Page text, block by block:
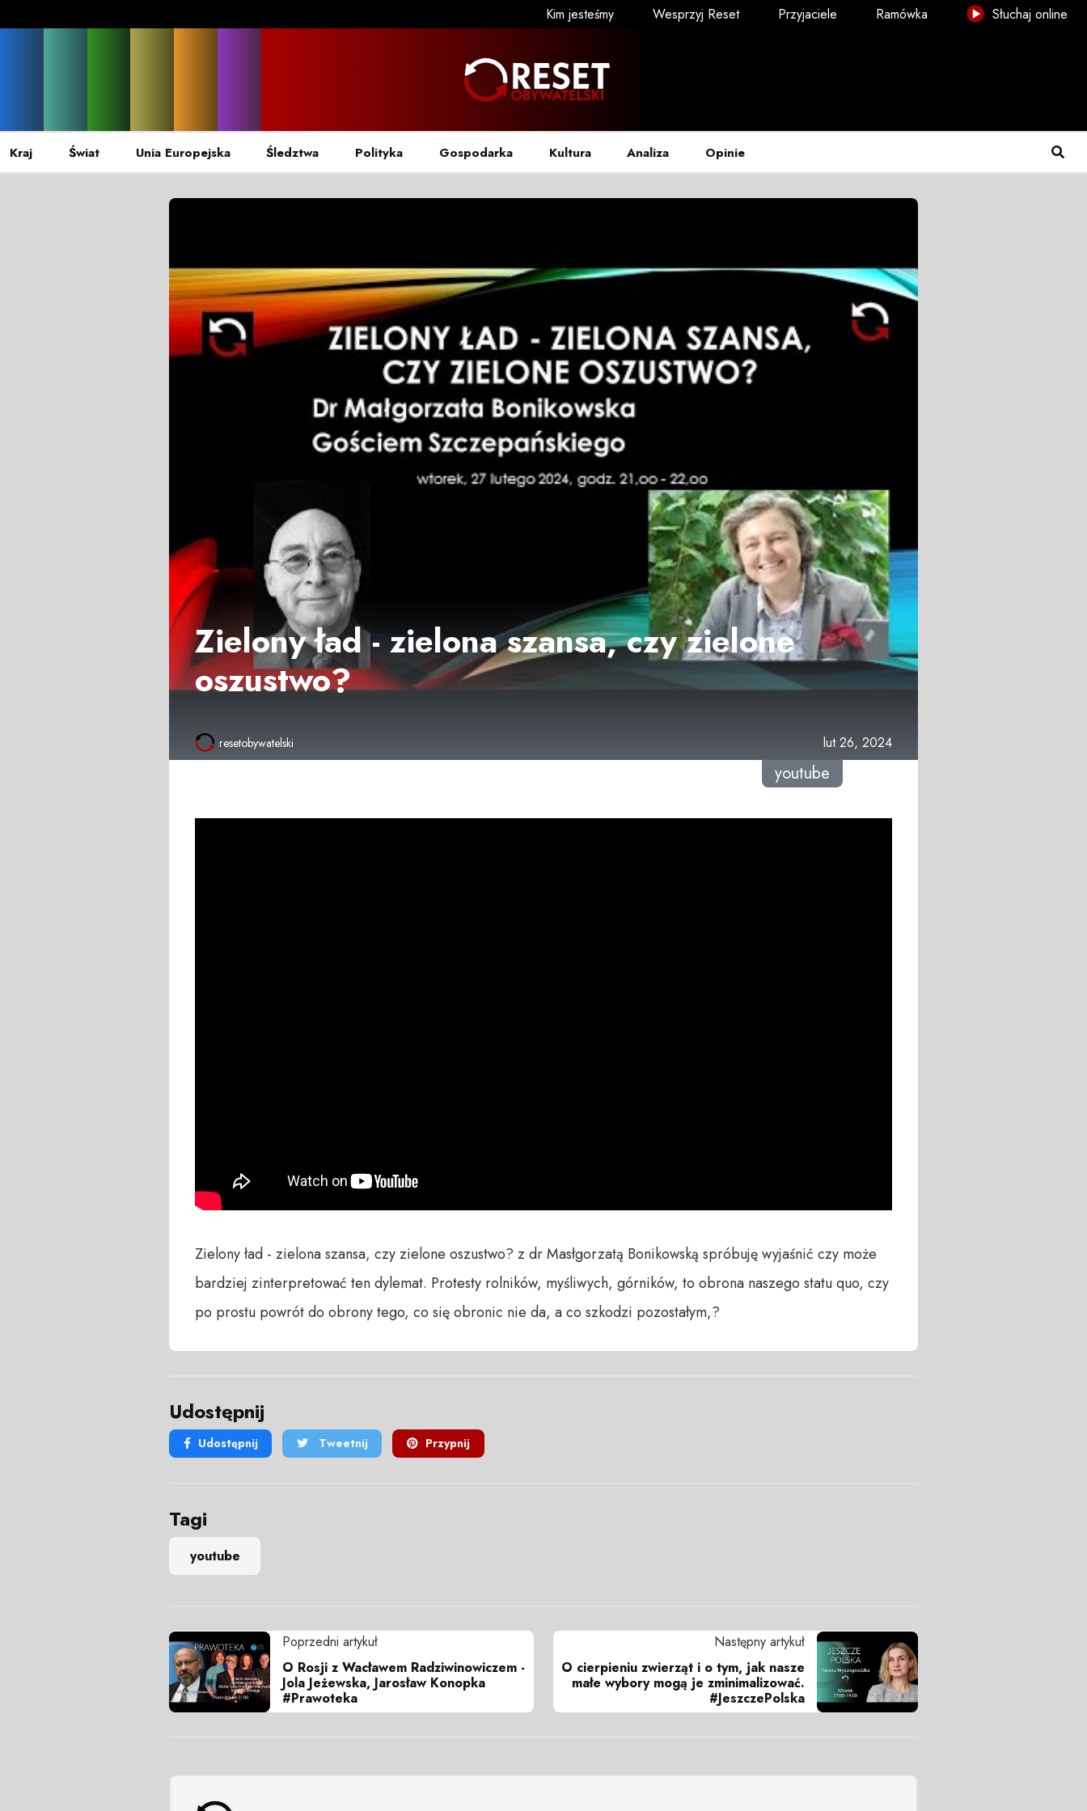
Kim jesteśmy Wesprzyj Reset Przyjaciele Ramówka Słuchaj online
Kraj Świat Unia Europejska Śledztwa Polityka Gospodarka Kultura Analiza Opinie
Zielony ład - zielona szansa, czy zielone
oszustwo?
resetobywatelski lut 26, 2024
youtube
Zielony ład - zielona szansa, czy zielone oszustwo? z dr Masłgorzatą Bonikowską spróbuję wyjaśnić czy może
bardziej zinterpretować ten dylemat. Protesty rolników, myśliwych, górników, to obrona naszego statu quo, czy
po prostu powrót do obrony tego, co się obronic nie da, a co szkodzi pozostałym,?
Udostępnij
Udostępnij Tweetnij Przypnij
Tagi
youtube
Poprzedni artykuł
O Rosji z Wacławem Radziwinowiczem -
Jola Jeżewska, Jarosław Konopka
#Prawoteka
Następny artykuł
O cierpieniu zwierząt i o tym, jak nasze
małe wybory mogą je zminimalizować.
#JeszczePolska